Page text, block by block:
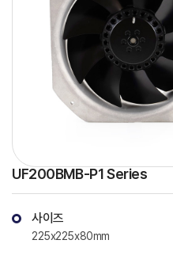
UF200BMB-P1 Series
사이즈
225x225x80mm